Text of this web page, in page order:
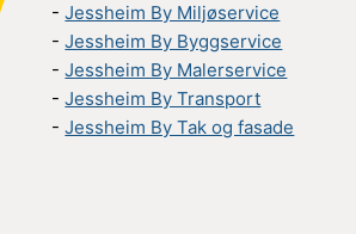
-Jessheim By Miljøservice
-Jessheim By Byggservice
-Jessheim By Malerservice
-Jessheim By Transport
-Jessheim By Tak og fasade